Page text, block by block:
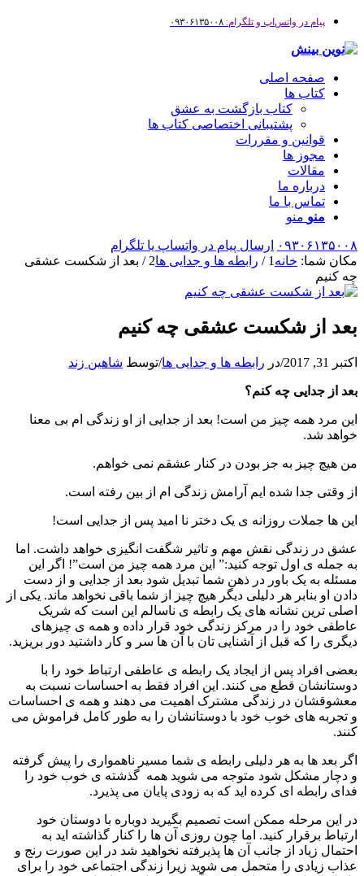
پیام در واتس‌اپ و تلگرام: ۰۹۳۰۶۱۳۵۰۰۸
صفحه اصلی
کتاب ها
کتاب بازگشت به عشق
پشتیبانی اختصاصی کتاب ها
قوانین و مقررات
مجوز ها
مقالات
درباره ما
تماس با ما
منو منو
۰۹۳۰۶۱۳۵۰۰۸
ارسال پیام در واتساپ یا تلگرام
مکان شما: خانه 1
/ رابطه ها و جدایی ها2
/ بعد از شکست عشقی
چه کنیم
بعد از شکست عشقی چه کنیم
اکتبر 31, 2017 /در رابطه ها و جدایی ها/توسط شاهین زند
بعد از جدایی چه کنم؟
این مرد همه چیز من است! بعد از جدایی از او زندگی ام بی معنا
خواهد شد.
من هیچ چیز به جز بودن در کنار عشقم نمی خواهم.
از وقتی جدا شده ایم آرامش زندگی ام از بین رفته است.
این ها جملات روزانه ی یک دختر نا امید پس از جدایی است!
عشق در زندگی نقش مهم و تاثیر شگفت انگیزی خواهد داشت. اما
به جمله ی اول توجه کنید:” این مرد همه چیز من است”! اگر این
مسئله به یک باور در ذهن شما تبدیل شود بعد از جدایی و از دست
دادن او بنابر هر دلیلی دیگر هیچ چیز از شما باقی نخواهد ماند. یکی از
اصلی ترین نشانه های یک رابطه ی ناسالم این است که شریک
عاطفی خود را در مرکز زندگی خود قرار داده و همه ی چیزهای
دیگری را که قبل از آشنایی تان با آن ها سر و کار داشتید دور بریزید.
بعضی افراد پس از ایجاد یک رابطه ی عاطفی ارتباط خود را با
دوستانشان قطع می کنند. این افراد فقط به احساسات نسبت به
معشوقشان در زندگی مشترک اهمیت می دهند و همه ی احساسات
و تجربه های خوب خود با دوستانشان را به طور کامل فراموش می
کنند.
اگر بعد ها به هر دلیلی رابطه ی شما مسیر ناهمواری را پیش گرفته
و دچار مشکل شود متوجه می شوید همه گذشته ی خوب خود را
فدای رابطه ای کرده اید که به زودی پایان می پذیرد.
در این مرحله ممکن است تصمیم بگیرید دوباره با دوستان خود
ارتباط برقرار کنید. اما چون روزی آن ها را کنار گذاشته اید به
احتمال زیاد از جانب آن ها پذیرفته نخواهید شد در این صورت رنج و
عذاب زیادی را متحمل می شوید زیرا زندگی اجتماعی خود را برای